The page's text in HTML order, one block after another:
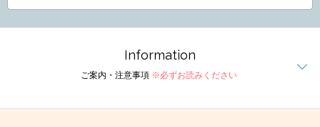
Information
ご案内・注意事項 ※必ずお読みください